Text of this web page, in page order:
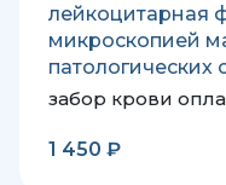
лейкоцитарная
микроскопией
патологических
забор крови
1 450 ₽